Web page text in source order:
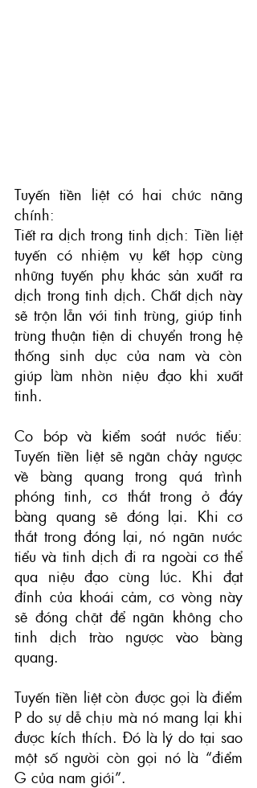
Tuyến tiền liệt có hai chức năng
chính:
Tiết ra dịch trong tinh dịch: Tiền liệt
tuyến có nhiệm vụ kết hợp cùng
những tuyến phụ khác sản xuất ra
dịch trong tinh dịch. Chất dịch này
sẽ trộn lẫn với tinh trùng, giúp tinh
trùng thuận tiện di chuyển trong hệ
thống sinh dục của nam và còn
giúp làm nhờn niệu đạo khi xuất
tinh.
Co bóp và kiểm soát nước tiểu:
Tuyến tiền liệt sẽ ngăn chảy ngược
về bàng quang trong quá trình
phóng tinh, cơ thắt trong ở đáy
bàng quang sẽ đóng lại. Khi cơ
thắt trong đóng lại, nó ngăn nước
tiểu và tinh dịch đi ra ngoài cơ thể
qua niệu đạo cùng lúc. Khi đạt
đỉnh của khoái cảm, cơ vòng này
sẽ đóng chặt để ngăn không cho
tinh dịch trào ngược vào bàng
quang.
Tuyến tiền liệt còn được gọi là điểm
P do sự dễ chịu mà nó mang lại khi
được kích thích. Đó là lý do tại sao
một số người còn gọi nó là “điểm
G của nam giới”.